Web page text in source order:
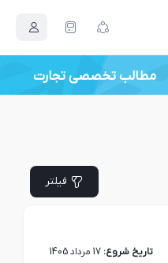
مطالب تخصصی تجارت
فیلتر
تاریخ شروع: 17 مرداد 1405